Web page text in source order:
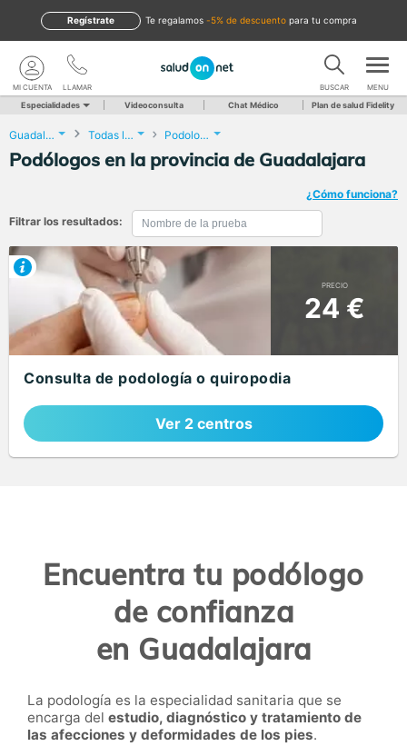
te regalamos -5% de descuento para tu compra
Regístrate
LLAMAR
MI CUENTA BUSCAR MENU
Especialidades Videoconsulta Chat Médico Plan de salud Fidelity
Guadalajara Todas las localidades Podología
Podólogos en la provincia de Guadalajara
¿Cómo funciona?
Filtrar los resultados:
PRECIO
24 €
Consulta de podología o quiropodia
Ver 2 centros
Encuentra tu podólogo
de confianza
en Guadalajara
La podología es la especialidad sanitaria que se
encarga del estudio, diagnóstico y tratamiento de
las afecciones y deformidades de los pies.